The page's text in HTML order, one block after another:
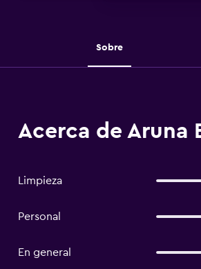
Sobre
Acerca de Aruna
Limpieza
Personal
En general